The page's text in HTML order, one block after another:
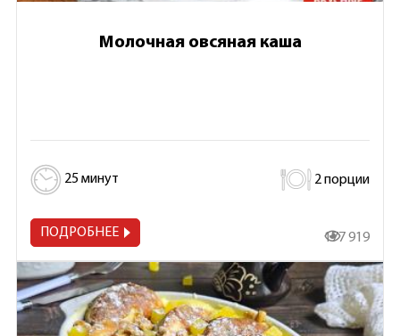
Молочная овсяная каша
25 минут 2 порции
ПОДРОБНЕЕ 177 919